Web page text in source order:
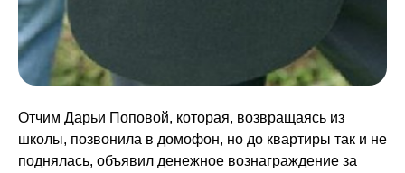
Отчим Дарьи Поповой, которая, возвращаясь из
школы, позвонила в домофон, но до квартиры так и не
поднялась, объявил денежное вознаграждение за